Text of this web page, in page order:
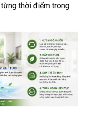
thời điểm trong